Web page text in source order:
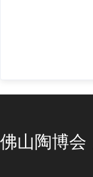
佛山陶博会